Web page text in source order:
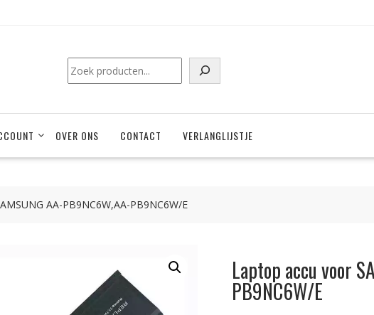
Zoeken
OVER ONS CONTACT VERLANGLIJSTJE
AA-PB9NC6W,AA-PB9NC6W/E
Laptop accu voor
PB9NC6W/E